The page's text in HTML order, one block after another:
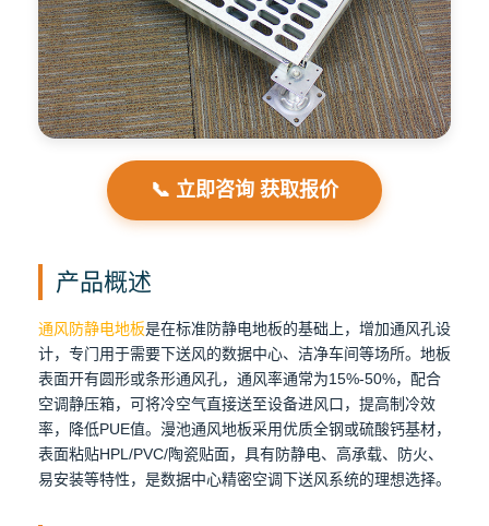
📞 立即咨询 获取报价
产品概述
通风防静电地板是在标准防静电地板的基础上，增加通风孔设
计，专门用于需要下送风的数据中心、洁净车间等场所。地板
表面开有圆形或条形通风孔，通风率通常为15%-50%，配合
空调静压箱，可将冷空气直接送至设备进风口，提高制冷效
率，降低PUE值。漫池通风地板采用优质全钢或硫酸钙基材，
表面粘贴HPL/PVC/陶瓷贴面，具有防静电、高承载、防火、
易安装等特性，是数据中心精密空调下送风系统的理想选择。